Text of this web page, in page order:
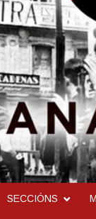
SECCIÓNS